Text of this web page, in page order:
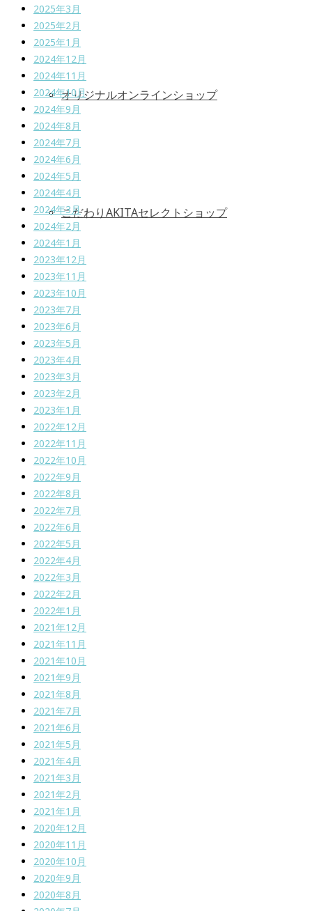
オリジナルオンラインショップ
こだわりAKITAセレクトショップ
2025年3月
2025年2月
2025年1月
2024年12月
2024年11月
2024年10月
2024年9月
2024年8月
2024年7月
2024年6月
2024年5月
2024年4月
2024年3月
2024年2月
2024年1月
2023年12月
2023年11月
2023年10月
2023年7月
2023年6月
2023年5月
2023年4月
2023年3月
2023年2月
2023年1月
2022年12月
2022年11月
2022年10月
2022年9月
2022年8月
2022年7月
2022年6月
2022年5月
2022年4月
2022年3月
2022年2月
2022年1月
2021年12月
2021年11月
2021年10月
2021年9月
2021年8月
2021年7月
2021年6月
2021年5月
2021年4月
2021年3月
2021年2月
2021年1月
2020年12月
2020年11月
2020年10月
2020年9月
2020年8月